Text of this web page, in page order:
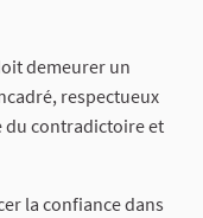
demeurer un
respectueux
du contradictoire et
la confiance dans